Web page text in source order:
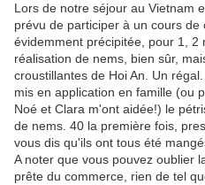
Lors de notre séjour au Vietnam
prévu de participer à un cours de
évidemment précipitée, pour 1, 2
réalisation de nems, bien sûr,
croustillantes de Hoi An. Un
mis en application en famille (ou
Noé et Clara m'ont aidée!) le
de nems. 40 la première fois,
vous dis qu'ils ont tous été
A noter que vous pouvez oublier
prête du commerce, rien de tel